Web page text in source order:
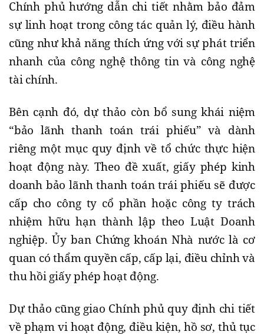
Chính phủ hướng dẫn chi tiết nhằm bảo đảm
sự linh hoạt trong công tác quản lý, điều hành
cũng như khả năng thích ứng với sự phát triển
nhanh của công nghệ thông tin và công nghệ
tài chính.
Bên cạnh đó, dự thảo còn bổ sung khái niệm
“bảo lãnh thanh toán trái phiếu” và dành
riêng một mục quy định về tổ chức thực hiện
hoạt động này. Theo đề xuất, giấy phép kinh
doanh bảo lãnh thanh toán trái phiếu sẽ được
cấp cho công ty cổ phần hoặc công ty trách
nhiệm hữu hạn thành lập theo Luật Doanh
nghiệp. Ủy ban Chứng khoán Nhà nước là cơ
quan có thẩm quyền cấp, cấp lại, điều chỉnh và
thu hồi giấy phép hoạt động.
Dự thảo cũng giao Chính phủ quy định chi tiết
về phạm vi hoạt động, điều kiện, hồ sơ, thủ tục